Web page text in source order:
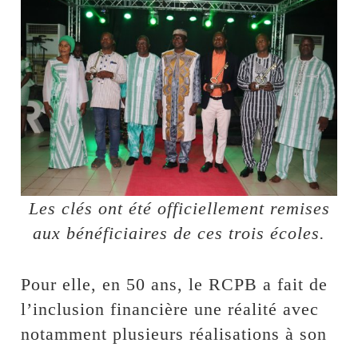
Les clés ont été officiellement remises
aux bénéficiaires de ces trois écoles.
Pour elle, en 50 ans, le RCPB a fait de
l’inclusion financière une réalité avec
notamment plusieurs réalisations à son